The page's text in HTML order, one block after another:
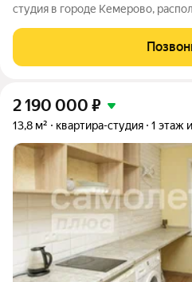
студия в городе Кемерово,
специалистов, студентов или
жильё в спокойном районе.
2 190 000 ₽
13,8 м² квартира-студия 1 этаж